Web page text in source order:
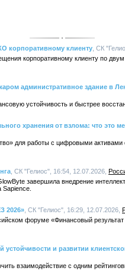
корпоративному клиенту , СК
корпоративному клиенту по
административное здание в
устойчивость и быстрее
хранения от взлома: что это
для работы с цифровыми активами
, СК "Гелиос", 16:54, 12.07.2026,
завершила внедрение
2026» , СК "Гелиос", 16:29, 12.07.2026,
форуме «Финансовый
и развитии
взаимодействие с одним